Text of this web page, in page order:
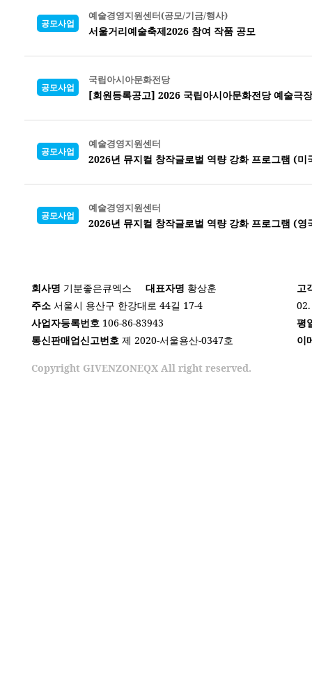
공모사업
예술경영지원센터(공모/기금/행사)
서울거리예술축제2026 참여 작품 공모
공모사업
국립아시아문화전당
[회원등록공고] 2026 국립아시아문화전당 예술극
공모사업
예술경영지원센터
2026년 뮤지컬 창작글로벌 역량 강화 프로그램 (미
공모사업
예술경영지원센터
2026년 뮤지컬 창작글로벌 역량 강화 프로그램 (영
회사명 기분좋은큐엑스 대표자명 황상훈
주소 서울시 용산구 한강대로 44길 17-4
사업자등록번호 106-86-83943
통신판매업신고번호 제 2020-서울용산-0347호
Copyright GIVENZONEQX All right reserved.
고
평
이